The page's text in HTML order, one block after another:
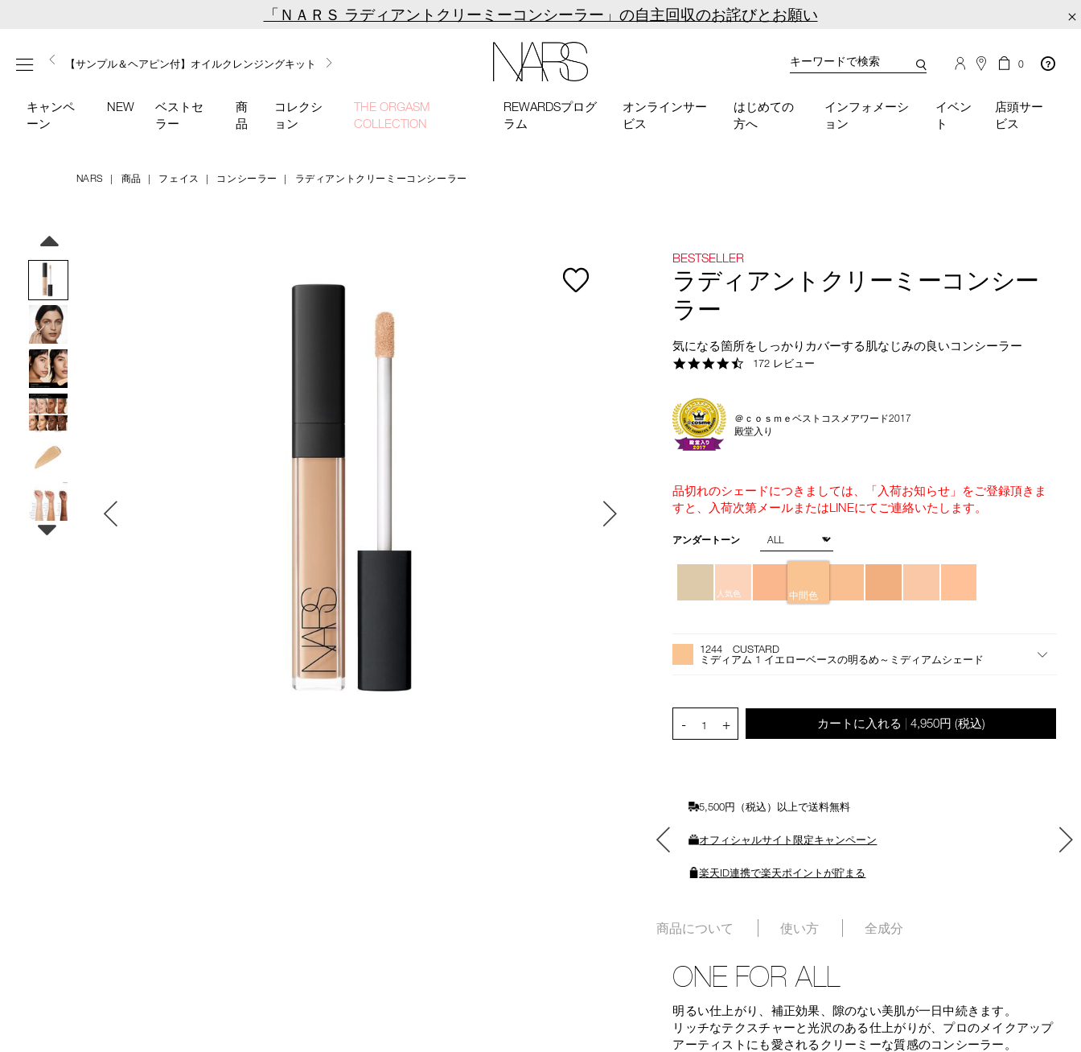
content
×
「ＮＡＲＳ ラディアントクリーミーコンシーラー」の自主回収のお詫びとお願い
メニュー
【ミニパフプレゼント】新リキッドブラッシュご購入でプ
レゼント
【はじめての購入はこちらから】新リキッドブラッシュス
ターターキット
【サンプル＆ヘアピン付】オイルクレンジングキット
【ギフトショッパープレゼント】カラーアイテムをあの人
へのプレゼントに
【ポーチ＆ブラッシュプレゼント】ORGASM CAMPAIGN
キャンペ
ーン
NEW
ベストセ
ラー
商
品
コレクシ
ョン
THE ORGASM
COLLECTION
REWARDSプログ
ラム
オンラインサー
ビス
はじめての
方へ
インフォメーシ
ョン
イベン
ト
店頭サー
ビス
カ
タ
検
use
your
access
the
as
submit
this
search
keyword
entered.
カ
の
商
品
0
NARS 商品 フェイス コンシーラー ラディアントクリーミーコンシーラー
concealer-
1244/4535683662673.html
4535683662673
BESTSELLER
ラディアントクリーミーコンシー
ラー
気になる箇所をしっかりカバーする肌なじみの良いコンシーラー
4.6
172 レビュー
＠ｃｏｓｍｅベストコスメアワード2017
殿堂入り
品切れのシェードにつきましては、「入荷お知らせ」をご登録頂きま
すと、入荷次第メールまたはLINEにてご連絡いたします。
バ
エ
シ
アンダートーン
人気色 中間色
プ
を
カ
ー
Actions1244 CUSTARD
ミディアム 1 イエローベースの明るめ～ミディアムシェード
- 1 + カートに入れる 4,950円 (税込)
5,500円（税込）以上で送料無料
オフィシャルサイト限定キャンペーン
楽天ID連携で楽天ポイントが貯まる
商品について 使い方 全成分
ONE FOR ALL
明るい仕上がり、補正効果、隙のない美肌が一日中続きます。
リッチなテクスチャーと光沢のある仕上がりが、プロのメイクアップ
アーティストにも愛されるクリーミーな質感のコンシーラー。